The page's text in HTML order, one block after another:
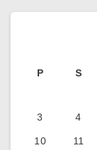
P
S
3 4
10 11